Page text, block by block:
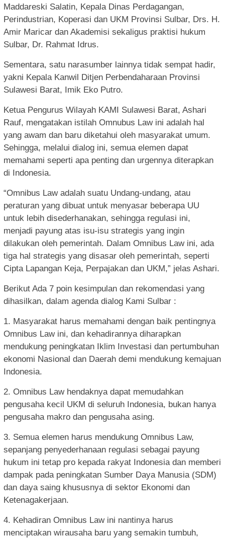
Maddareski Salatin, Kepala Dinas Perdagangan,
Perindustrian, Koperasi dan UKM Provinsi Sulbar, Drs. H.
Amir Maricar dan Akademisi sekaligus praktisi hukum
Sulbar, Dr. Rahmat Idrus.
Sementara, satu narasumber lainnya tidak sempat hadir,
yakni Kepala Kanwil Ditjen Perbendaharaan Provinsi
Sulawesi Barat, Imik Eko Putro.
Ketua Pengurus Wilayah KAMI Sulawesi Barat, Ashari
Rauf, mengatakan istilah Omnubus Law ini adalah hal
yang awam dan baru diketahui oleh masyarakat umum.
Sehingga, melalui dialog ini, semua elemen dapat
memahami seperti apa penting dan urgennya diterapkan
di Indonesia.
“Omnibus Law adalah suatu Undang-undang, atau
peraturan yang dibuat untuk menyasar beberapa UU
untuk lebih disederhanakan, sehingga regulasi ini,
menjadi payung atas isu-isu strategis yang ingin
dilakukan oleh pemerintah. Dalam Omnibus Law ini, ada
tiga hal strategis yang disasar oleh pemerintah, seperti
Cipta Lapangan Keja, Perpajakan dan UKM,” jelas Ashari.
Berikut Ada 7 poin kesimpulan dan rekomendasi yang
dihasilkan, dalam agenda dialog Kami Sulbar :
1. Masyarakat harus memahami dengan baik pentingnya
Omnibus Law ini, dan kehadirannya diharapkan
mendukung peningkatan Iklim Investasi dan pertumbuhan
ekonomi Nasional dan Daerah demi mendukung kemajuan
Indonesia.
2. Omnibus Law hendaknya dapat memudahkan
pengusaha kecil UKM di seluruh Indonesia, bukan hanya
pengusaha makro dan pengusaha asing.
3. Semua elemen harus mendukung Omnibus Law,
sepanjang penyederhanaan regulasi sebagai payung
hukum ini tetap pro kepada rakyat Indonesia dan memberi
dampak pada peningkatan Sumber Daya Manusia (SDM)
dan daya saing khususnya di sektor Ekonomi dan
Ketenagakerjaan.
4. Kehadiran Omnibus Law ini nantinya harus
menciptakan wirausaha baru yang semakin tumbuh,